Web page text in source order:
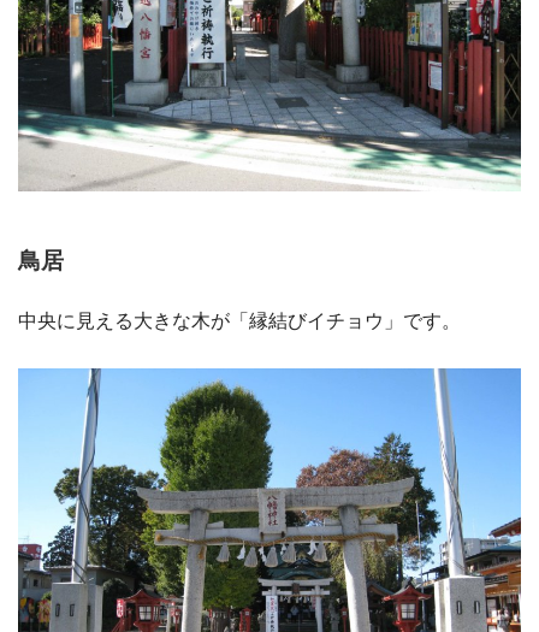
鳥居
中央に見える大きな木が「縁結びイチョウ」です。